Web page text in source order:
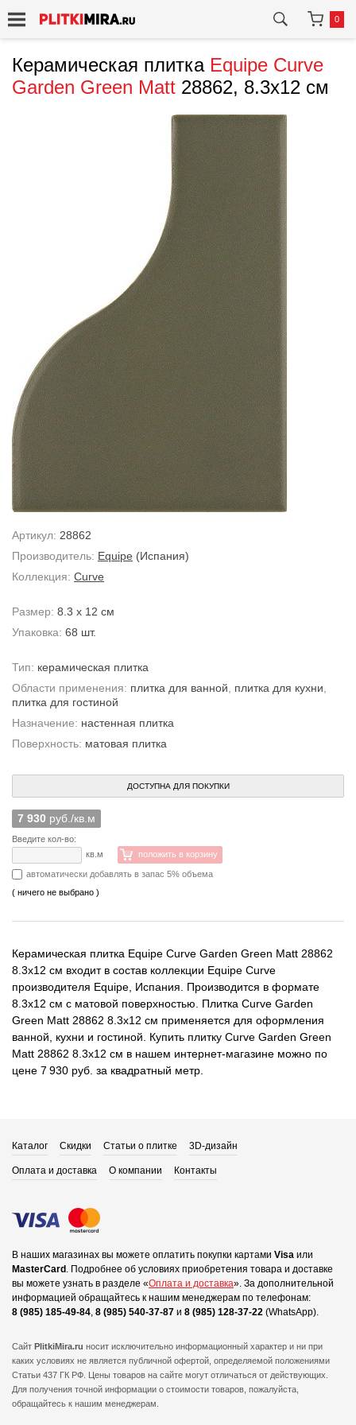
0
Керамическая плитка Equipe Curve
Garden Green Matt 28862, 8.3x12 см
Артикул: 28862
Производитель: Equipe (Испания)
Коллекция: Curve
Размер: 8.3 x 12 см
Упаковка: 68 шт.
Тип: керамическая плитка
Области применения: плитка для ванной плитка для кухни
плитка для гостиной
Назначение: настенная плитка
Поверхность: матовая плитка
ДОСТУПНА ДЛЯ ПОКУПКИ
7 930 руб./кв.м
Введите кол-во:
кв.м
положить в корзину
автоматически добавлять в запас 5% объема
( ничего не выбрано )
Керамическая плитка Equipe Curve Garden Green Matt 28862
8.3x12 см входит в состав коллекции Equipe Curve
производителя Equipe, Испания. Производится в формате
8.3x12 см с матовой поверхностью. Плитка Curve Garden
Green Matt 28862 8.3x12 см применяется для оформления
ванной, кухни и гостиной. Купить плитку Curve Garden Green
Matt 28862 8.3x12 см в нашем интернет-магазине можно по
цене 7 930 руб. за квадратный метр.
Каталог Скидки Статьи о плитке 3D-дизайн
Оплата и доставка О компании Контакты
В наших магазинах вы можете оплатить покупки картами Visa или
MasterCard . Подробнее об условиях приобретения товара и доставке
вы можете узнать в разделе «Оплата и доставка». За дополнительной
информацией обращайтесь к нашим менеджерам по телефонам:
8 (985) 185-49-84, 8 (985) 540-37-87 и 8 (985) 128-37-22 (WhatsApp).
Сайт PlitkiMira.ru носит исключительно информационный характер и ни при
каких условиях не является публичной офертой, определяемой положениями
Статьи 437 ГК РФ. Цены товаров на сайте могут отличаться от действующих.
Для получения точной информации о стоимости товаров, пожалуйста,
обращайтесь к нашим менеджерам.